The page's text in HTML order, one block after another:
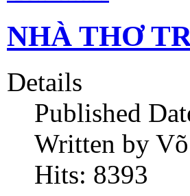
NHÀ THƠ
Details
Published
Written by
Hits: 8393